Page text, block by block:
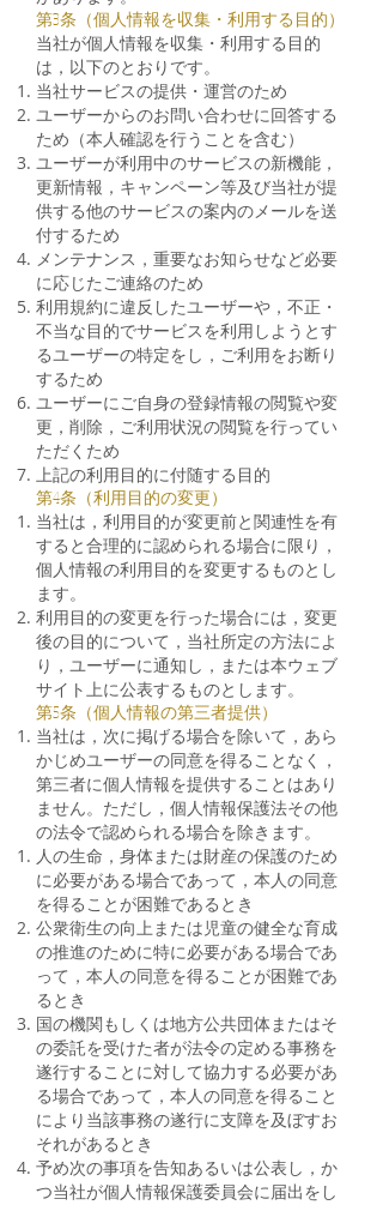
第3条（個人情報を収集・利用する目的）
当社が個人情報を収集・利用する目的
は，以下のとおりです。
当社サービスの提供・運営のため
ユーザーからのお問い合わせに回答する
ため（本人確認を行うことを含む）
ユーザーが利用中のサービスの新機能，
更新情報，キャンペーン等及び当社が提
供する他のサービスの案内のメールを送
付するため
メンテナンス，重要なお知らせなど必要
に応じたご連絡のため
利用規約に違反したユーザーや，不正・
不当な目的でサービスを利用しようとす
るユーザーの特定をし，ご利用をお断り
するため
ユーザーにご自身の登録情報の閲覧や変
更，削除，ご利用状況の閲覧を行ってい
ただくため
上記の利用目的に付随する目的
第4条（利用目的の変更）
当社は，利用目的が変更前と関連性を有
すると合理的に認められる場合に限り，
個人情報の利用目的を変更するものとし
ます。
利用目的の変更を行った場合には，変更
後の目的について，当社所定の方法によ
り，ユーザーに通知し，または本ウェブ
サイト上に公表するものとします。
第5条（個人情報の第三者提供）
当社は，次に掲げる場合を除いて，あら
かじめユーザーの同意を得ることなく，
第三者に個人情報を提供することはあり
ません。ただし，個人情報保護法その他
の法令で認められる場合を除きます。
人の生命，身体または財産の保護のため
に必要がある場合であって，本人の同意
を得ることが困難であるとき
公衆衛生の向上または児童の健全な育成
の推進のために特に必要がある場合であ
って，本人の同意を得ることが困難であ
るとき
国の機関もしくは地方公共団体またはそ
の委託を受けた者が法令の定める事務を
遂行することに対して協力する必要があ
る場合であって，本人の同意を得ること
により当該事務の遂行に支障を及ぼすお
それがあるとき
予め次の事項を告知あるいは公表し，か
つ当社が個人情報保護委員会に届出をし